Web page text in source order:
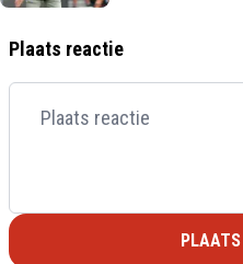
Plaats reactie